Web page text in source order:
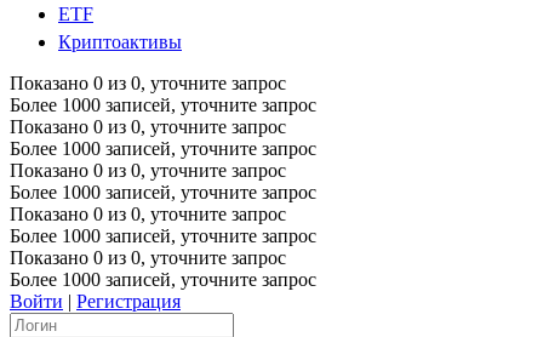
ETF
Криптоактивы
Показано 0 из 0, уточните запрос
Более 1000 записей, уточните запрос
Показано 0 из 0, уточните запрос
Более 1000 записей, уточните запрос
Показано 0 из 0, уточните запрос
Более 1000 записей, уточните запрос
Показано 0 из 0, уточните запрос
Более 1000 записей, уточните запрос
Показано 0 из 0, уточните запрос
Более 1000 записей, уточните запрос
Войти | Регистрация